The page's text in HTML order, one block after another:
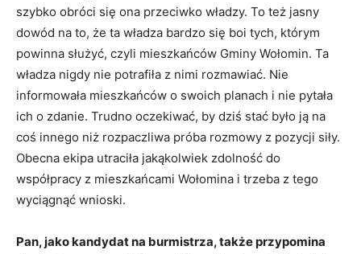
szybko obróci się ona przeciwko władzy. To też jasny
dowód na to, że ta władza bardzo się boi tych, którym
powinna służyć, czyli mieszkańców Gminy Wołomin. Ta
władza nigdy nie potrafiła z nimi rozmawiać. Nie
informowała mieszkańców o swoich planach i nie pytała
ich o zdanie. Trudno oczekiwać, by dziś stać było ją na
coś innego niż rozpaczliwa próba rozmowy z pozycji siły.
Obecna ekipa utraciła jakąkolwiek zdolność do
współpracy z mieszkańcami Wołomina i trzeba z tego
wyciągnąć wnioski.
Pan, jako kandydat na burmistrza, także przypomina